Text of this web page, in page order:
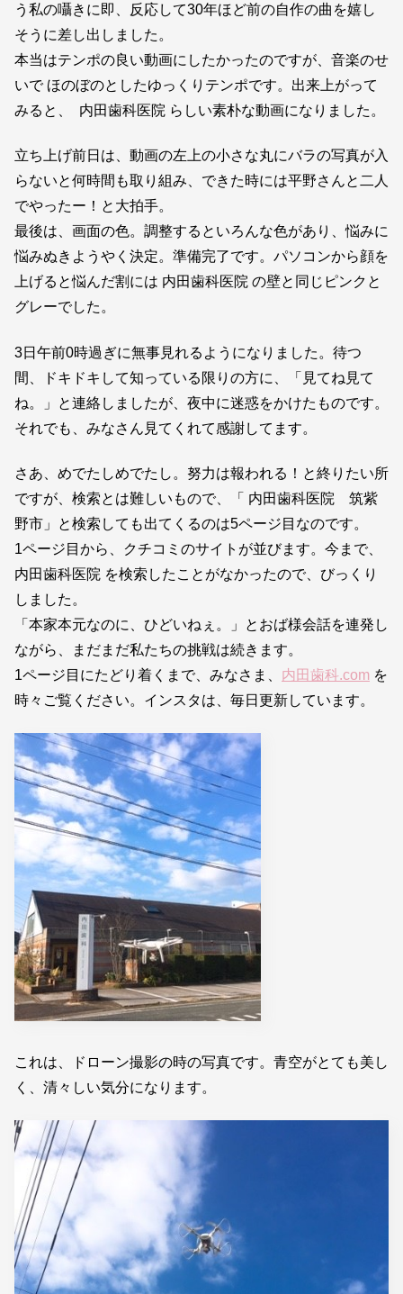
う私の囁きに即、反応して30年ほど前の自作の曲を嬉し
そうに差し出しました。
本当はテンポの良い動画にしたかったのですが、音楽のせ
いで ほのぼのとしたゆっくりテンポです。出来上がって
みると、 内田歯科医院 らしい素朴な動画になりました。
立ち上げ前日は、動画の左上の小さな丸にバラの写真が入
らないと何時間も取り組み、できた時には平野さんと二人
でやったー！と大拍手。
最後は、画面の色。調整するといろんな色があり、悩みに
悩みぬきようやく決定。準備完了です。パソコンから顔を
上げると悩んだ割には 内田歯科医院 の壁と同じピンクと
グレーでした。
3日午前0時過ぎに無事見れるようになりました。待つ
間、ドキドキして知っている限りの方に、「見てね見て
ね。」と連絡しましたが、夜中に迷惑をかけたものです。
それでも、みなさん見てくれて感謝してます。
さあ、めでたしめでたし。努力は報われる！と終りたい所
ですが、検索とは難しいもので、「 内田歯科医院 筑紫
野市」と検索しても出てくるのは5ページ目なのです。
1ページ目から、クチコミのサイトが並びます。今まで、
内田歯科医院 を検索したことがなかったので、びっくり
しました。
「本家本元なのに、ひどいねぇ。」とおば様会話を連発し
ながら、まだまだ私たちの挑戦は続きます。
1ページ目にたどり着くまで、みなさま、 内田歯科.com を
時々ご覧ください。インスタは、毎日更新しています。
これは、ドローン撮影の時の写真です。青空がとても美し
く、清々しい気分になります。